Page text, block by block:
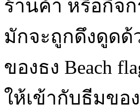
ร้านค้า หรือกิจ
มักจะถูกดึงดูด
ของธง Beach
ให้เข้ากับธีมขอ